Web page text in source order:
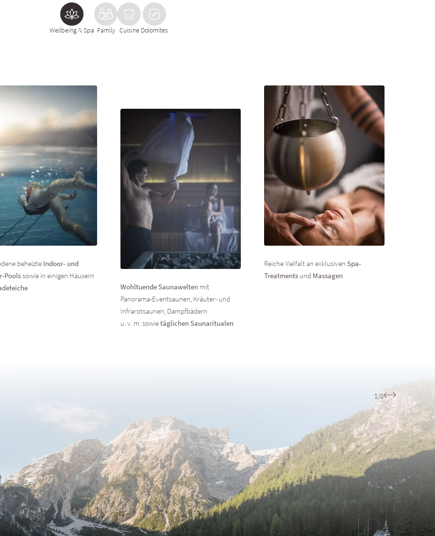
Wellbeing & Spa Family Cuisine Dolomites
beheizte Indoor- und
Poolssowie in einigen Häusern
Wohltuende Saunawelten mit
Panorama-Eventsaunen, Kräuter- und
Infrarotsaunen, Dampfbädern
u. v. m. sowietäglichen Saunaritualen
Reiche Vielfalt an exklusiven Spa-
Treatments und Massagen
1/8